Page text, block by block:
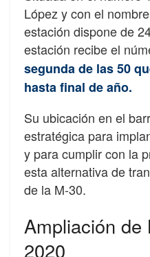
López y con el
estación dispone de
estación recibe el
segunda de las 50
hasta final de año.
Su ubicación en el
estratégica para
y para cumplir con la
esta alternativa de
de la M-30.
Ampliación de
2020